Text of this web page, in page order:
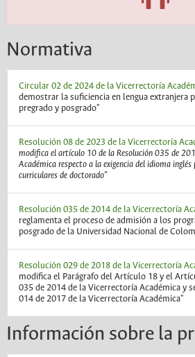
Normativa
Circular 02 de 2024 de la Vicerrectoría
demostrar la suficiencia en lengua extranjera
pregrado y posgrado"
Resolución 08 de 2023 de la Vicerrectoría
modifica el artículo 10 de la Resolución 035 de
Académica respecto a la exigencia del idioma
curriculares de doctorado"
Resolución 035 de 2014 de la Vicerrectoría
reglamenta el proceso de admisión a los
posgrado de la Universidad Nacional de
Resolución 029 de 2018 de la Vicerrectoría
modifica el Parágrafo del Artículo 18 y el
035 de 2014 de la Vicerrectoría Académica y
014 de 2017 de la Vicerrectoría Académica"
Información sobre la